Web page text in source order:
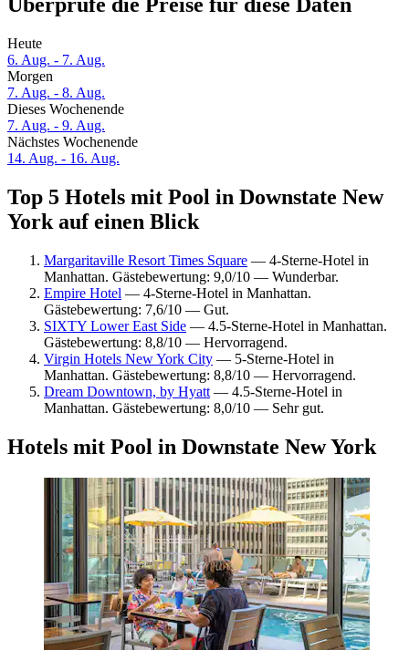
Überprüfe die Preise für diese Daten
Heute
6. Aug. - 7. Aug.
Morgen
7. Aug. - 8. Aug.
Dieses Wochenende
7. Aug. - 9. Aug.
Nächstes Wochenende
14. Aug. - 16. Aug.
Top 5 Hotels mit Pool in Downstate New
York auf einen Blick
Margaritaville Resort Times Square — 4-Sterne-Hotel in
Manhattan. Gästebewertung: 9,0/10 — Wunderbar.
Empire Hotel — 4-Sterne-Hotel in Manhattan.
Gästebewertung: 7,6/10 — Gut.
SIXTY Lower East Side — 4.5-Sterne-Hotel in Manhattan.
Gästebewertung: 8,8/10 — Hervorragend.
Virgin Hotels New York City — 5-Sterne-Hotel in
Manhattan. Gästebewertung: 8,8/10 — Hervorragend.
Dream Downtown, by Hyatt — 4.5-Sterne-Hotel in
Manhattan. Gästebewertung: 8,0/10 — Sehr gut.
Hotels mit Pool in Downstate New York